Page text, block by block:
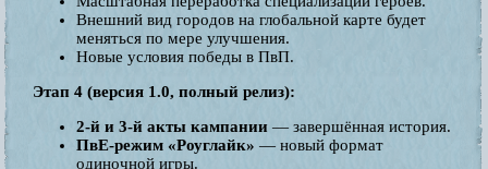
Внешний вид городов на глобальной карте будет
меняться по мере улучшения.
Новые условия победы в ПвП.
Этап 4 (версия 1.0, полный релиз):
2-й и 3-й акты кампании — завершённая история.
ПвЕ-режим «Роуглайк» — новый формат
одиночной игры.